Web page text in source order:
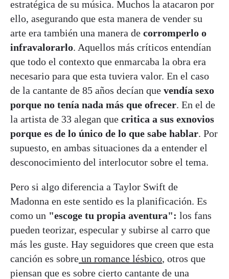
estratégica de su música. Muchos la atacaron por
ello, asegurando que esta manera de vender su
arte era también una manera de corromperlo o
infravalorarlo. Aquellos más críticos entendían
que todo el contexto que enmarcaba la obra era
necesario para que esta tuviera valor. En el caso
de la cantante de 85 años decían que vendía sexo
porque no tenía nada más que ofrecer. En el de
la artista de 33 alegan que critica a sus exnovios
porque es de lo único de lo que sabe hablar. Por
supuesto, en ambas situaciones da a entender el
desconocimiento del interlocutor sobre el tema.
Pero si algo diferencia a Taylor Swift de
Madonna en este sentido es la planificación. Es
como un "escoge tu propia aventura": los fans
pueden teorizar, especular y subirse al carro que
más les guste. Hay seguidores que creen que esta
canción es sobre un romance lésbico, otros que
piensan que es sobre cierto cantante de una